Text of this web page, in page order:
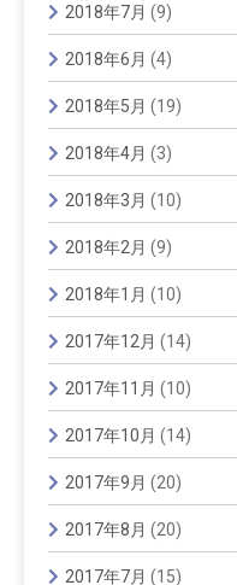
2018年7月 (9)
2018年6月 (4)
2018年5月 (19)
2018年4月 (3)
2018年3月 (10)
2018年2月 (9)
2018年1月 (10)
2017年12月 (14)
2017年11月 (10)
2017年10月 (14)
2017年9月 (20)
2017年8月 (20)
2017年7月 (15)